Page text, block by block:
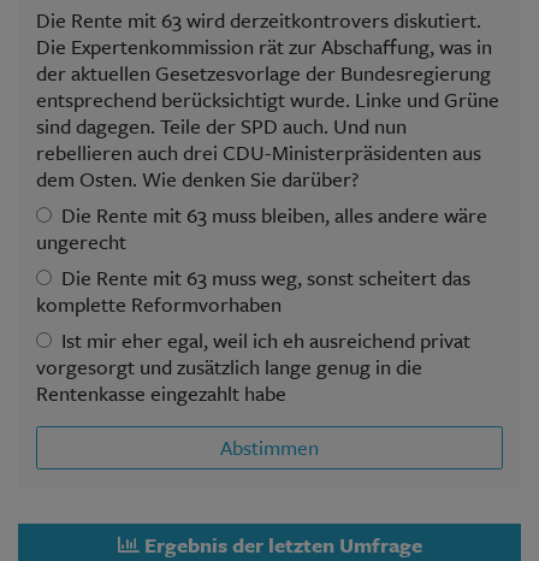
Die Rente mit 63 wird derzeitkontrovers diskutiert.
Die Expertenkommission rät zur Abschaffung, was in
der aktuellen Gesetzesvorlage der Bundesregierung
entsprechend berücksichtigt wurde. Linke und Grüne
sind dagegen. Teile der SPD auch. Und nun
rebellieren auch drei CDU-Ministerpräsidenten aus
dem Osten. Wie denken Sie darüber?
Die Rente mit 63 muss bleiben, alles andere wäre
ungerecht
Die Rente mit 63 muss weg, sonst scheitert das
komplette Reformvorhaben
Ist mir eher egal, weil ich eh ausreichend privat
vorgesorgt und zusätzlich lange genug in die
Rentenkasse eingezahlt habe
Abstimmen
Ergebnis der letzten Umfrage